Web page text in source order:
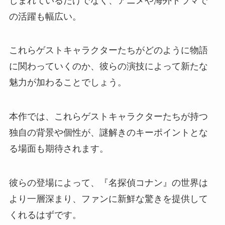
の活躍も幅広い。
これらゲストキャラクターたちがどのように物語
に関わっていくのか、彼らの演技によって新たな
魅力が加わることでしょう。
本作では、これらゲストキャラクターたちが持つ
独自の背景や個性が、謎解きのキーポイントとな
る場面も期待されます。
彼らの登場によって、『名探偵コナン』の世界は
より一層深まり、ファンに新鮮な驚きを提供して
くれるはずです。